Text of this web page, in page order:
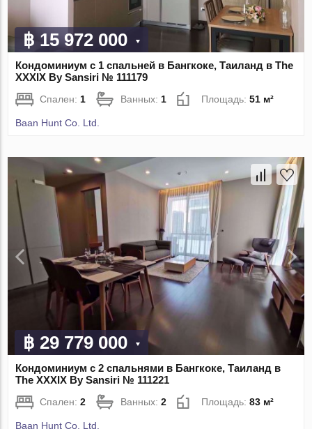
฿ 15 972 000
Кондоминиум с 1 спальней в Бангкоке, Таиланд в The
XXXIX By Sansiri № 111179
Спален: 1 Ванных: 1 Площадь:51 м²
Baan Hunt Co. Ltd.
฿ 29 779 000
Кондоминиум с 2 спальнями в Бангкоке, Таиланд в
The XXXIX By Sansiri № 111221
Спален:2 Ванных:2 Площадь:83 м²
Baan Hunt Co. Ltd.